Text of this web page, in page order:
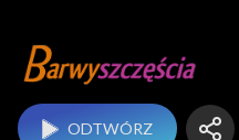
ODTWÓRZ